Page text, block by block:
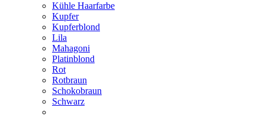
Kühle Haarfarbe
Kupfer
Kupferblond
Lila
Mahagoni
Platinblond
Rot
Rotbraun
Schokobraun
Schwarz